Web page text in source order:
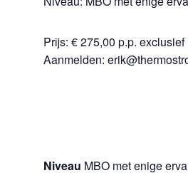
Prijs: € 275,00 p.p. exclusief
Aanmelden:
Niveau MBO met enige